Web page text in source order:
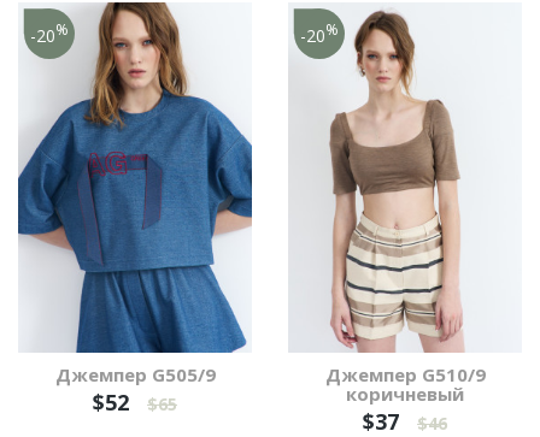
Джемпер G505/9
$52 $65
-20%
Джемпер G510/9
коричневый
$37 $46
-20%